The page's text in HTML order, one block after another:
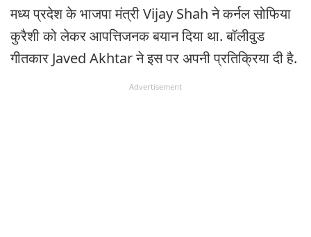
मध्य प्रदेश के भाजपा मंत्री Vijay Shah ने कर्नल सोफिया
कुरैशी को लेकर आपत्तिजनक बयान दिया था. बॉलीवुड
गीतकार Javed Akhtar ने इस पर अपनी प्रतिक्रिया दी है.
Advertisement